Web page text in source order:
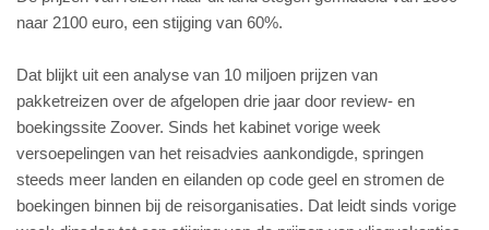
naar 2100 euro, een stijging van 60%.
Dat blijkt uit een analyse van 10 miljoen prijzen van
pakketreizen over de afgelopen drie jaar door review- en
boekingssite Zoover. Sinds het kabinet vorige week
versoepelingen van het reisadvies aankondigde, springen
steeds meer landen en eilanden op code geel en stromen de
boekingen binnen bij de reisorganisaties. Dat leidt sinds vorige